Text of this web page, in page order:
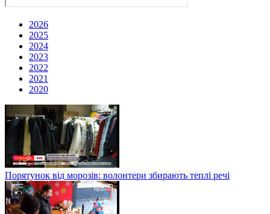
2026
2025
2024
2023
2022
2021
2020
Порятунок від морозів: волонтери збирають теплі речі